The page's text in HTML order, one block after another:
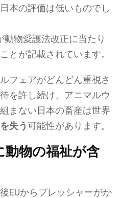
本の評価は低いものでし
動物愛護法改正に当たり
とが記載されています。
フェアがどんどん重視さ
を許し続け、アニマルウ
まない日本の畜産は世界
失う可能性があります。
動物の福祉が含
EUからプレッシャーがか